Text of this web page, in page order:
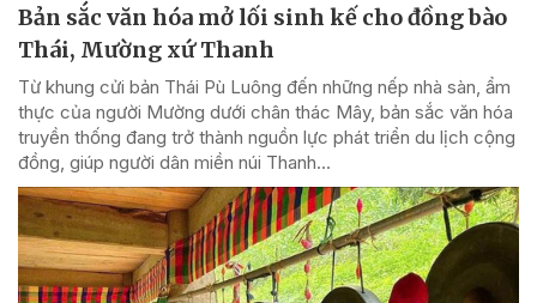
Bản sắc văn hóa mở lối sinh kế cho đồng bào
Thái, Mường xứ Thanh
Từ khung cửi bản Thái Pù Luông đến những nếp nhà sàn, ẩm
thực của người Mường dưới chân thác Mây, bản sắc văn hóa
truyền thống đang trở thành nguồn lực phát triển du lịch cộng
đồng, giúp người dân miền núi Thanh...